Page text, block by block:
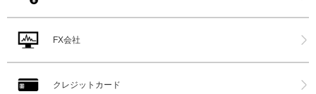
FX会社
クレジットカード